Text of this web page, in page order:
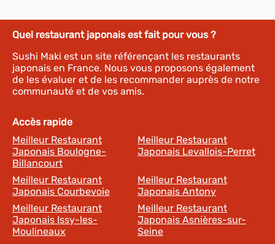
Quel restaurant japonais est fait pour vous ?
Sushi Maki est un site référençant les restaurants
japonais en France. Nous vous proposons également
de les évaluer et de les recommander auprès de notre
communauté et de vos amis.
Accès rapide
Meilleur Restaurant
Japonais Boulogne-
Billancourt
Meilleur Restaurant
Japonais Levallois-Perret
Meilleur Restaurant
Japonais Courbevoie
Meilleur Restaurant
Japonais Antony
Meilleur Restaurant
Japonais Issy-les-
Moulineaux
Meilleur Restaurant
Japonais Asnières-sur-
Seine